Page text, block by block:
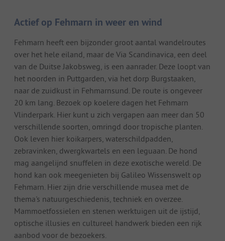
Actief op Fehmarn in weer en wind
Fehmarn heeft een bijzonder groot aantal wandelroutes
over het hele eiland, maar de Via Scandinavica, een deel
van de Duitse Jakobsweg, is een aanrader. Deze loopt van
het noorden in Puttgarden, via het dorp Burgstaaken,
naar de zuidkust in Fehmarnsund. De route is ongeveer
20 km lang. Bezoek op koelere dagen het Fehmarn
Vlinderpark. Hier kunt u zich vergapen aan meer dan 50
verschillende soorten, omringd door tropische planten.
Ook leven hier koikarpers, waterschildpadden,
zebravinken, dwergkwartels en een leguaan. De hond
mag aangelijnd snuffelen in deze exotische wereld. De
hond kan ook meegenieten bij Galileo Wissenswelt op
Fehmarn. Hier zijn drie verschillende musea met de
thema's natuurgeschiedenis, techniek en overzee.
Mammoetfossielen en stenen werktuigen uit de ijstijd,
optische illusies en cultureel handwerk bieden een rijk
aanbod voor de bezoekers.